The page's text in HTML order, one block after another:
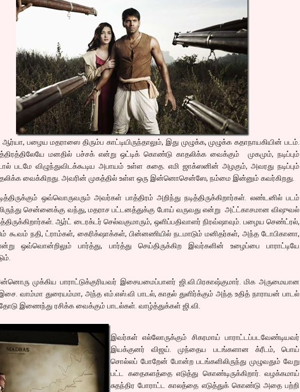
பழைய மதராஸை திரும்ப காட்டியிருந்தாலும், இது முழுக்க, முழுக்க கதாநாயகியின் படம்.
மனதில் பச்சக் என்று ஒட்டிக் கொண்டு காதலிக்க வைக்கும் முகமும், நடிப்பும்
படமே விழுந்துவிடக்கூடிய அபாயம் உள்ள கதை. எமி ஜாக்ஸனின் அழகும், அவரது நடிப்பும்
வைக்கிறது. அவரின் முகத்தில் உள்ள ஒரு இன்னொசென்ஸே, நம்மை இன்னும் கவர்கிறது.
ஒவ்வொருவரும் அவர்கள் பாத்திரம் அறிந்து நடித்திருக்கிறார்கள். லண்டனில் படம்
சென்னைக்கு வந்து, மதராச பட்டனத்துக்கு போய் வருவது என்று அட்ட்காசமான விஷுவல்
ஆர்ட் டைரக்டர் செல்வகுமாரும், ஒளிப்பதிவாளர் நிரவ்ஷாவும். பழைய செண்ட்ரல்,
கூவம் நதி, ட்ராம்கள், கைரிக்‌ஷாக்கள், பின்னணியில் நடமாடும் மனிதர்கள், அந்த டோபிகானா,
ஒவ்வொன்றிலும் பார்த்து, பார்த்து செய்திருக்கிற இவர்களின் உழைப்பை பாராட்டியே
முக்கிய பாராட்டுக்குரியவர் இசையமைப்பாளர் ஜி.வி.பிரகாஷ்குமார். மிக அருமையான
வாம்மா துரையம்மா, அந்த எம்.எஸ்.வி பாடல், காதல் துளிர்க்கும் அந்த உதித் நாராயன் பாடல்
இணைந்து ரசிக்க வைக்கும் பாடல்கள். வாழ்த்துக்கள் ஜி.வி.
இவர்கள் எல்லோருக்கும் சிகரமாய் பாராட்டப்படவேண்டியவர்
இயக்குனர் விஜய். முந்தைய படங்களான க்ரீடம், பொய்
சொல்லப் போறேன் போன்ற படங்களிலிருந்து முழுவதும் வேறு
பட்ட கதைகளத்தை எடுத்து கொண்டிருக்கிறார். வழக்கமாய்
சுதந்திர போராட்ட காலத்தை எடுத்துக் கொண்டு அதை பற்றி